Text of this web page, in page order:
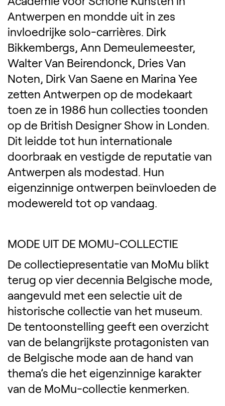
Antwerpen en mondde uit in zes
invloedrijke solo-carrières. Dirk
Bikkembergs, Ann Demeulemeester,
Walter Van Beirendonck, Dries Van
Noten, Dirk Van Saene en Marina Yee
zetten Antwerpen op de modekaart
toen ze in 1986 hun collecties toonden
op de British Designer Show in Londen.
Dit leidde tot hun internationale
doorbraak en vestigde de reputatie van
Antwerpen als modestad. Hun
eigenzinnige ontwerpen beïnvloeden de
modewereld tot op vandaag.
MODE UIT DE MOMU-COLLECTIE
De collectiepresentatie van MoMu blikt
terug op vier decennia Belgische mode,
aangevuld met een selectie uit de
historische collectie van het museum.
De tentoonstelling geeft een overzicht
van de belangrijkste protagonisten van
de Belgische mode aan de hand van
thema’s die het eigenzinnige karakter
van de MoMu-collectie kenmerken.